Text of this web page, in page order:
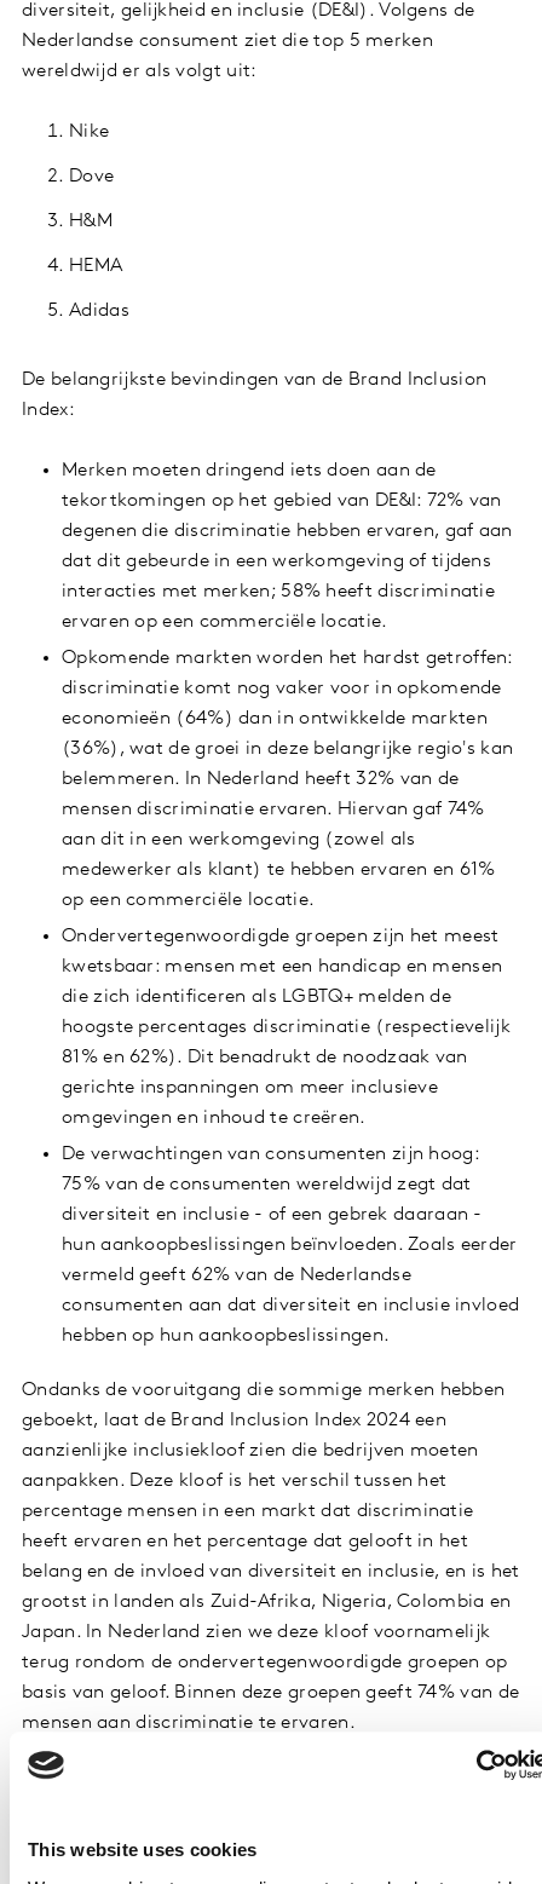
This website uses cookies
diversiteit, gelijkheid en inclusie (DE&I). Volgens de
Nederlandse consument ziet die top 5 merken
wereldwijd er als volgt uit:
Nike
Dove
H&M
HEMA
Adidas
De belangrijkste bevindingen van de Brand Inclusion
Index:
Merken moeten dringend iets doen aan de
tekortkomingen op het gebied van DE&I: 72% van
degenen die discriminatie hebben ervaren, gaf aan
dat dit gebeurde in een werkomgeving of tijdens
interacties met merken; 58% heeft discriminatie
ervaren op een commerciële locatie.
Opkomende markten worden het hardst getroffen:
discriminatie komt nog vaker voor in opkomende
economieën (64%) dan in ontwikkelde markten
(36%), wat de groei in deze belangrijke regio's kan
belemmeren. In Nederland heeft 32% van de
mensen discriminatie ervaren. Hiervan gaf 74%
aan dit in een werkomgeving (zowel als
medewerker als klant) te hebben ervaren en 61%
op een commerciële locatie.
Ondervertegenwoordigde groepen zijn het meest
kwetsbaar: mensen met een handicap en mensen
die zich identificeren als LGBTQ+ melden de
hoogste percentages discriminatie (respectievelijk
81% en 62%). Dit benadrukt de noodzaak van
gerichte inspanningen om meer inclusieve
omgevingen en inhoud te creëren.
De verwachtingen van consumenten zijn hoog:
75% van de consumenten wereldwijd zegt dat
diversiteit en inclusie - of een gebrek daaraan -
hun aankoopbeslissingen beïnvloeden. Zoals eerder
vermeld geeft 62% van de Nederlandse
consumenten aan dat diversiteit en inclusie invloed
hebben op hun aankoopbeslissingen.
Ondanks de vooruitgang die sommige merken hebben
geboekt, laat de Brand Inclusion Index 2024 een
aanzienlijke inclusiekloof zien die bedrijven moeten
aanpakken. Deze kloof is het verschil tussen het
percentage mensen in een markt dat discriminatie
heeft ervaren en het percentage dat gelooft in het
belang en de invloed van diversiteit en inclusie, en is het
grootst in landen als Zuid-Afrika, Nigeria, Colombia en
Japan. In Nederland zien we deze kloof voornamelijk
terug rondom de ondervertegenwoordigde groepen op
basis van geloof. Binnen deze groepen geeft 74% van de
mensen aan discriminatie te ervaren.